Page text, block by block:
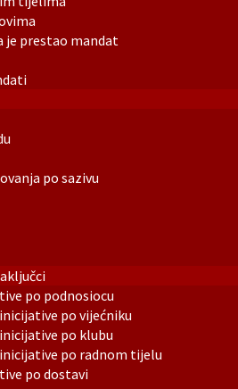
je prestao mandat
po sazivu
po podnosiocu
po vijećniku
po klubu
po radnom tijelu
po dostavi